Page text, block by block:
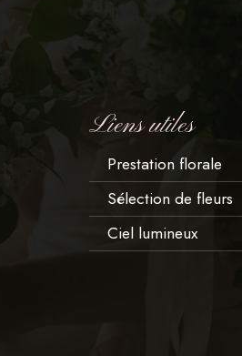
Liens utiles
Prestation florale
Sélection de fleurs
Ciel lumineux